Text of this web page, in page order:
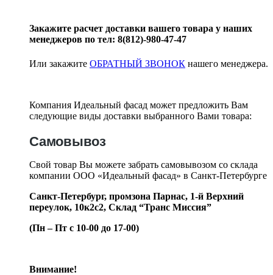
Закажите расчет доставки вашего товара у наших
менеджеров по тел: 8(812)-980-47-47
Или закажите ОБРАТНЫЙ ЗВОНОК нашего менеджера.
Компания Идеальный фасад может предложить Вам
следующие виды доставки выбранного Вами товара:
Самовывоз
Свой товар Вы можете забрать самовывозом со склада
компании ООО «Идеальный фасад» в Санкт-Петербурге
Санкт-Петербург, промзона Парнас, 1-й Верхний
переулок, 10к2с2, Склад “Транс Миссия”
(Пн – Пт с 10-00 до 17-00)
Внимание!